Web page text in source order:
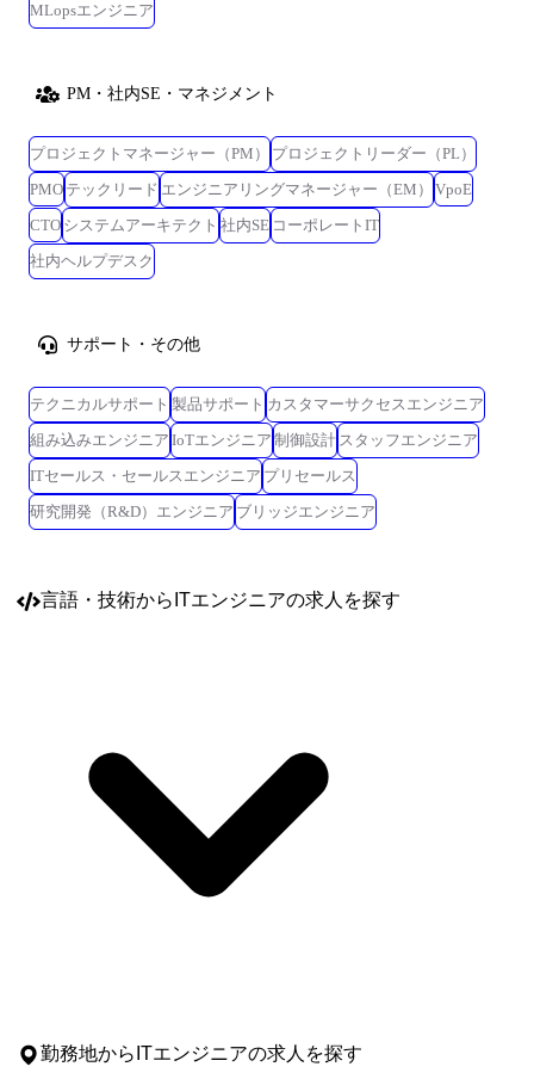
MLopsエンジニア
PM・社内SE・マネジメント
プロジェクトマネージャー（PM）
プロジェクトリーダー（PL）
PMO テックリード エンジニアリングマネージャー（EM）
VpoE
CTO システムアーキテクト 社内SE コーポレートIT
社内ヘルプデスク
サポート・その他
テクニカルサポート 製品サポート カスタマーサクセスエンジニア
組み込みエンジニア IoTエンジニア 制御設計 スタッフエンジニア
ITセールス・セールスエンジニア プリセールス
研究開発（R&D）エンジニア ブリッジエンジニア
言語・技術からITエンジニアの求人を探す
勤務地からITエンジニアの求人を探す